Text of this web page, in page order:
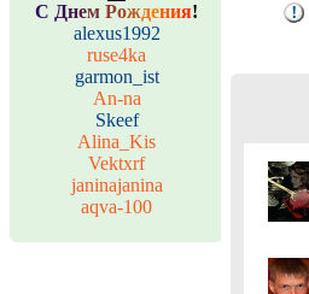
С Днем Рождения!
alexus1992
ruse4ka
garmon_ist
An-na
Skeef
Alina_Kis
Vektxrf
janinajanina
aqva-100